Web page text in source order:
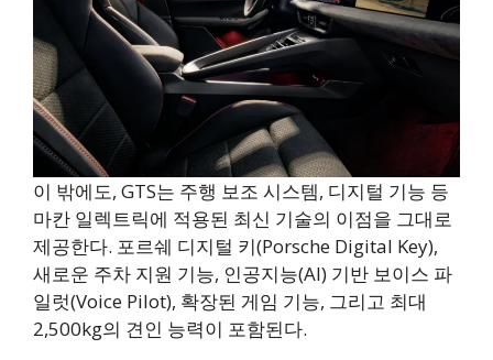
이 밖에도, GTS는 주행 보조 시스템, 디지털 기능 등
마칸 일렉트릭에 적용된 최신 기술의 이점을 그대로
제공한다. 포르쉐 디지털 키(Porsche Digital Key),
새로운 주차 지원 기능, 인공지능(AI) 기반 보이스 파
일럿(Voice Pilot), 확장된 게임 기능, 그리고 최대
2,500kg의 견인 능력이 포함된다.